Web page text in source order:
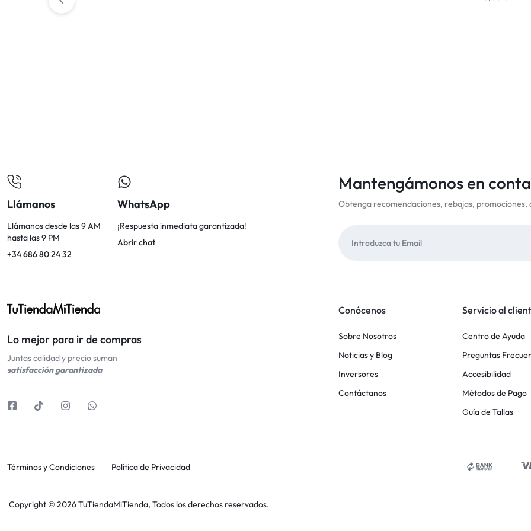
Llámanos
Llámanos desde las 9 AM
hasta las 9 PM
+34 686 80 24 32
WhatsApp
¡Respuesta inmediata garantizada!
Abrir chat
Mantengámonos en
Obtenga recomendaciones, rebajas, promociones,
Lo mejor para ir de compras
Juntas calidad y precio suman
satisfacción garantizada
Conócenos
Sobre Nosotros
Noticias y Blog
Inversores
Contáctanos
Servicio al
Centro de Ayuda
Preguntas
Accesibilidad
Métodos de Pago
Guía de Tallas
Términos y Condiciones Política de Privacidad
Copyright © 2026 TuTiendaMiTienda, Todos los derechos reservados.